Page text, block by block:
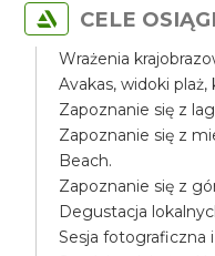
CELE
Wrażenia
Avakas, widoki
Zapoznanie się z
Zapoznanie się z
Beach.
Zapoznanie się z
Degustacja
Sesja fotograficzna